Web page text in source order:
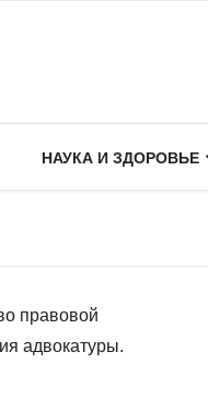
НАУКА И ЗДОРОВЬЕ
правовой
адвокатуры.